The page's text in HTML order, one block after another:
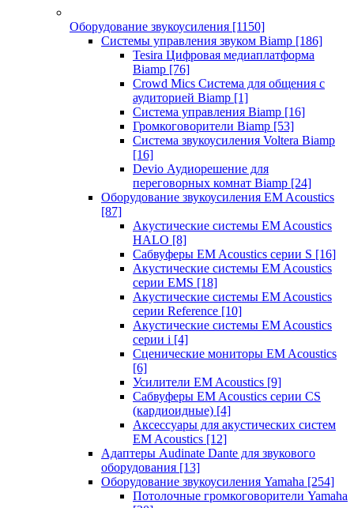
Оборудование звукоусиления [1150]
Системы управления звуком Biamp [186]
Tesira Цифровая медиаплатформа
Biamp [76]
Crowd Mics Система для общения с
аудиторией Biamp [1]
Система управления Biamp [16]
Громкоговорители Biamp [53]
Система звукоусиления Voltera Biamp
[16]
Devio Аудиорешение для
переговорных комнат Biamp [24]
Оборудование звукоусиления EM Acoustics
[87]
Акустические системы EM Acoustics
HALO [8]
Сабвуферы EM Acoustics серии S [16]
Акустические системы EM Acoustics
серии EMS [18]
Акустические системы EM Acoustics
серии Reference [10]
Акустические системы EM Acoustics
серии i [4]
Сценические мониторы EM Acoustics
[6]
Усилители EM Acoustics [9]
Сабвуферы EM Acoustics серии CS
(кардиоидные) [4]
Аксессуары для акустических систем
EM Acoustics [12]
Адаптеры Audinate Dante для звукового
оборудования [13]
Оборудование звукоусиления Yamaha [254]
Потолочные громкоговорители Yamaha